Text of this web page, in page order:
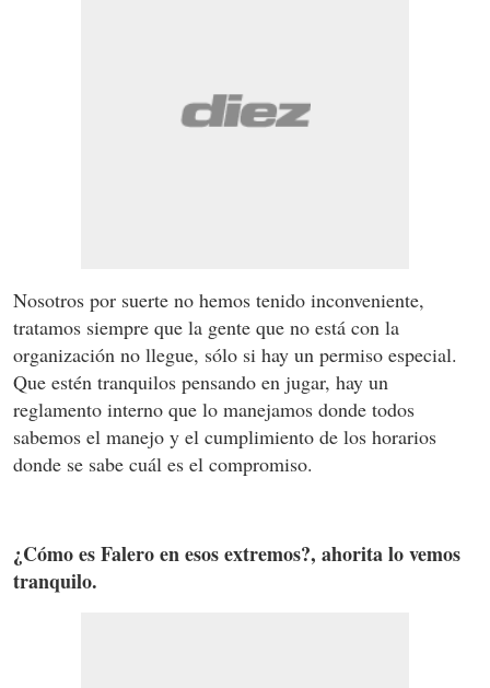
Nosotros por suerte no hemos tenido inconveniente,
tratamos siempre que la gente que no está con la
organización no llegue, sólo si hay un permiso especial.
Que estén tranquilos pensando en jugar, hay un
reglamento interno que lo manejamos donde todos
sabemos el manejo y el cumplimiento de los horarios
donde se sabe cuál es el compromiso.
¿Cómo es Falero en esos extremos?, ahorita lo vemos
tranquilo.